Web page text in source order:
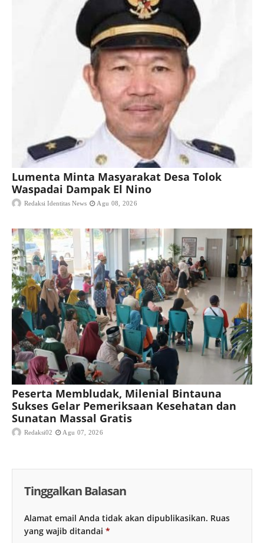
Lumenta Minta Masyarakat Desa Tolok
Waspadai Dampak El Nino
Redaksi Identitas News Agu 08, 2026
Peserta Membludak, Milenial Bintauna
Sukses Gelar Pemeriksaan Kesehatan dan
Sunatan Massal Gratis
Redaksi02 Agu 07, 2026
Tinggalkan Balasan
Alamat email Anda tidak akan dipublikasikan. Ruas
yang wajib ditandai *